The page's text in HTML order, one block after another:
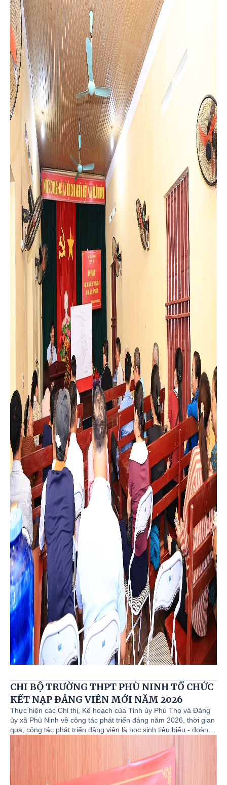
hội nghị công khai thông tin dự án: Cải tạo, nâng cấp chợ Phú
Nham, xã Phù Ninh. Dự hội nghị có lãnh đạo Ban Quản lý dự
án; Phòng Kinh tế; Phòng Nông nghiệp và Môi trường; Đơn vị
nhà thầu thi công; Ban chi ủy, đại diện các hộ dân, các hộ bán
hàng trong khu vực thực hiện dự án.
CHI BỘ TRƯỜNG THPT PHÙ NINH TỔ CHỨC
KẾT NẠP ĐẢNG VIÊN MỚI NĂM 2026
Thực hiện các Chỉ thị, Kế hoạch của Tỉnh ủy Phú Thọ và Đảng
ủy xã Phù Ninh về công tác phát triển đảng năm 2026, thời gian
qua, công tác phát triển đảng viên là học sinh tiêu biểu - đoàn
nhà trường xác định là một trong những nhiệm vụ chính trị trọng